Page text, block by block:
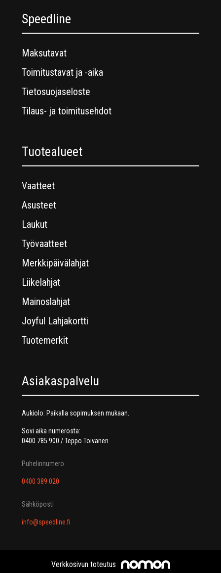
Speedline
Maksutavat
Toimitustavat ja -aika
Tietosuojaseloste
Tilaus- ja toimitusehdot
Tuotealueet
Vaatteet
Asusteet
Laukut
Työvaatteet
Merkkipäivälahjat
Liikelahjat
Mainoslahjat
Joyful Lahjakortti
Tuotemerkit
Asiakaspalvelu
Aukiolo: Paikalla sopimuksen mukaan.
Sovi aika numerosta:
0400 785 900 / Teppo Toivanen
Puhelinnumero
0400 389 020
Sähköposti
info@speedline.fi
Verkkosivun toteutus